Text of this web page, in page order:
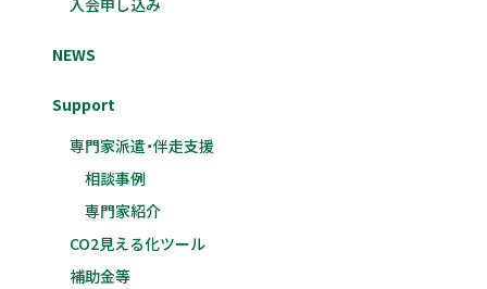
入会申し込み
NEWS
Support
専門家派遣・伴走支援
相談事例
専門家紹介
CO2見える化ツール
補助金等